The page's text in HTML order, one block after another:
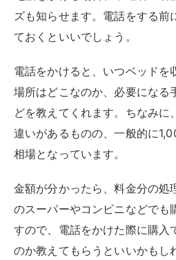
ズも知らせます。電話をする前
ておくといいでしょう。
電話をかけると、いつベッドを
場所はどこなのか、必要になる
どを教えてくれます。ちなみに
違いがあるものの、一般的に
相場となっています。
金額が分かったら、料金分の処
のスーパーやコンビニなどでも
すので、電話をかけた際に購入
のか教えてもらうといいかもし